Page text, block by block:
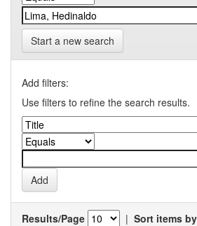
Start a new search
Add filters:
Use filters to refine the search results.
Results/Page | Sort items by